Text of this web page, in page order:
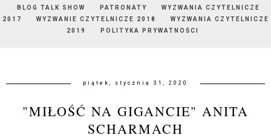
BLOG TALK SHOW
PATRONATY
WYZWANIA CZYTELNICZE
2017
WYZWANIE CZYTELNICZE 2018
WYZWANIA CZYTELNICZE
2019
POLITYKA PRYWATNOŚCI
piątek, stycznia 31, 2020
"MIŁOŚĆ NA GIGANCIE" ANITA
SCHARMACH